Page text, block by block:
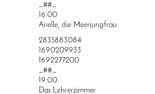
_##_
16:00
Arielle, die Meerjungfrau
2835883084
1690209933
1692277200
_##_
19:00
Das Lehrerzimmer